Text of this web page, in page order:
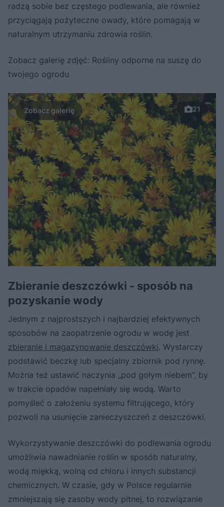
radzą sobie bez częstego podlewania, ale również
przyciągają pożyteczne owady, które pomagają w
naturalnym utrzymaniu zdrowia roślin.
Zobacz galerię zdjęć: Rośliny odporne na suszę do
twojego ogrodu
21
Zbieranie deszczówki - sposób na
pozyskanie wody
Jednym z najprostszych i najbardziej efektywnych
sposobów na zaopatrzenie ogrodu w wodę jest
zbieranie i magazynowanie deszczówki. Wystarczy
podstawić beczkę lub specjalny zbiornik pod rynnę.
Można też ustawić naczynia „pod gołym niebem”, by
w trakcie opadów napełniały się wodą. Warto
pomyśleć o założeniu systemu filtrującego, który
pozwoli na usunięcie zanieczyszczeń z deszczówki.
Wykorzystywanie deszczówki do podlewania ogrodu
umożliwia nawadnianie roślin w sposób naturalny,
wodą miękką, wolną od chloru i innych substancji
chemicznych. W czasie, gdy w Polsce regularnie
zmniejszają się zasoby wody pitnej, to rozwiązanie